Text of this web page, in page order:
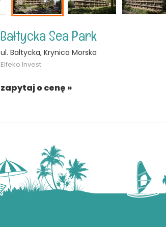
Bałtycka Sea Park
ul. Bałtycka, Krynica Morska
Elfeko Invest
zapytaj o cenę »